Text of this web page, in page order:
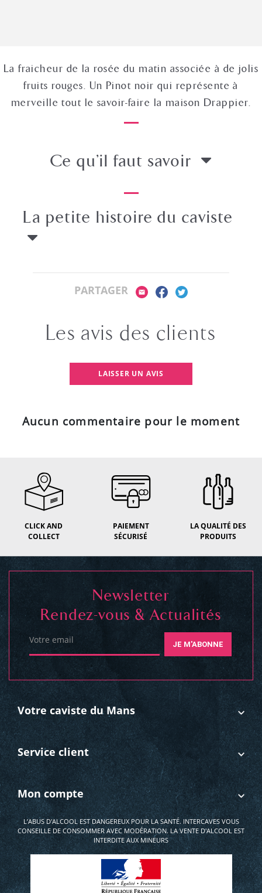
La fraicheur de la rosée du matin associée à de jolis
fruits rouges. Un Pinot noir qui représente à
merveille tout le savoir-faire la maison Drappier.
Ce qu’il faut savoir
La petite histoiredu caviste
PARTAGER
Les avis des clients
LAISSER UN AVIS
Aucun commentaire pour le moment
CLICK AND
COLLECT
PAIEMENT
SÉCURISÉ
LA QUALITÉ DES
PRODUITS
Votre caviste du Mans
Service client
Mon compte
Newsletter
Rendez-vous & Actualités
Votre email JE M'ABONNE
L’ABUS D'ALCOOL EST DANGEREUX POUR LA SANTÉ. INTERCAVES VOUS
CONSEILLE DE CONSOMMER AVEC MODÉRATION. LA VENTE D'ALCOOL EST
INTERDITE AUX MINEURS